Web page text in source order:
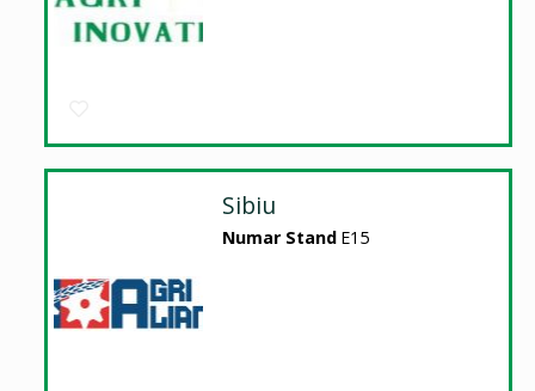
Sibiu
Numar Stand E15